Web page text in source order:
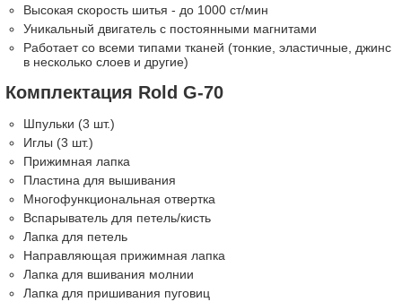
Высокая скорость шитья - до 1000 ст/мин
Уникальный двигатель с постоянными магнитами
Работает со всеми типами тканей (тонкие, эластичные, джинс
в несколько слоев и другие)
Комплектация Rold G-70
Шпульки (3 шт.)
Иглы (3 шт.)
Прижимная лапка
Пластина для вышивания
Многофункциональная отвертка
Вспарыватель для петель/кисть
Лапка для петель
Направляющая прижимная лапка
Лапка для вшивания молнии
Лапка для пришивания пуговиц